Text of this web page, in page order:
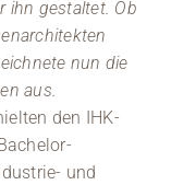
ihn gestaltet. Ob
nun die
aus.
den IHK-
und